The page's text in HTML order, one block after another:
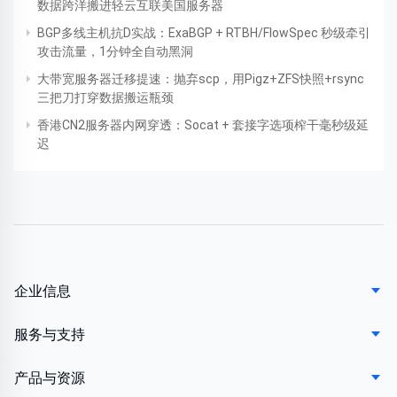
数据跨洋搬进轻云互联美国服务器
BGP多线主机抗D实战：ExaBGP + RTBH/FlowSpec 秒级牵引
攻击流量，1分钟全自动黑洞
大带宽服务器迁移提速：抛弃scp，用Pigz+ZFS快照+rsync
三把刀打穿数据搬运瓶颈
香港CN2服务器内网穿透：Socat + 套接字选项榨干毫秒级延
迟
企业信息
服务与支持
产品与资源